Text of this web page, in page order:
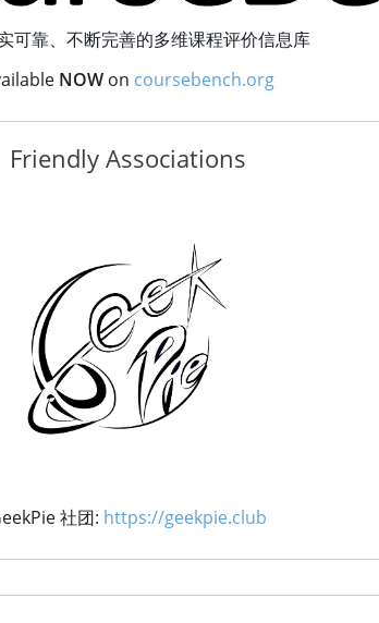
可靠、不断完善的多维课程评价信息库
NOWon coursebench.org
Friendly Associations
社团: https://geekpie.club